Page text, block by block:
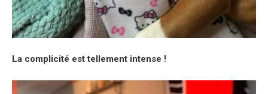
La complicité est tellement intense !